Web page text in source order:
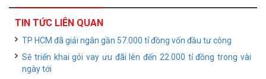
TIN TỨC LIÊN QUAN
TP HCM đã giải ngân gần 57.000 tỉ đồng vốn đầu tư công
Sẽ triển khai gói vay ưu đãi lên đến 22.000 tỉ đồng trong vài
ngày tới